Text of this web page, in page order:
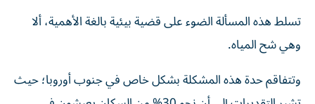
تسلط هذه المسألة الضوء على قضية بيئية بالغة الأهمية، ألا
وهي شح المياه.
وتتفاقم حدة هذه المشكلة بشكل خاص في جنوب أوروبا؛ حيث